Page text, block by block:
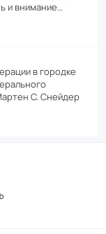
и внимание…
в городке
С. Снейдер